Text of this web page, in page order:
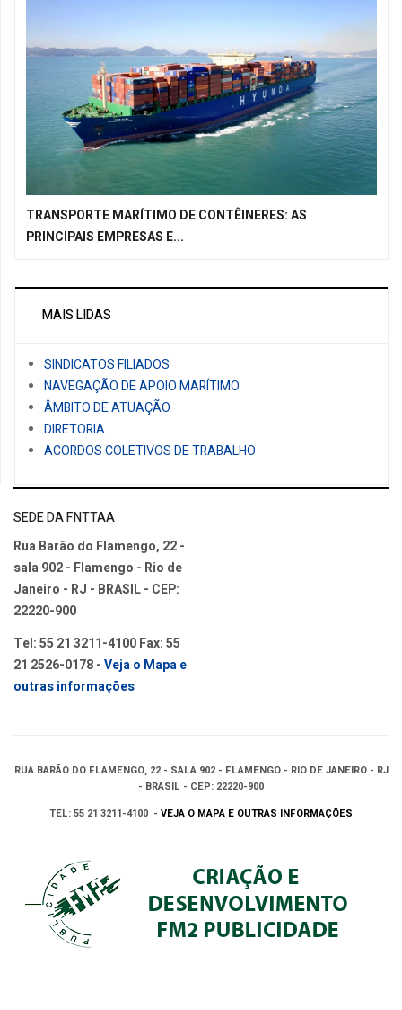
TRANSPORTE MARÍTIMO DE CONTÊINERES: AS
PRINCIPAIS EMPRESAS E...
MAIS LIDAS
SINDICATOS FILIADOS
NAVEGAÇÃO DE APOIO MARÍTIMO
ÂMBITO DE ATUAÇÃO
DIRETORIA
ACORDOS COLETIVOS DE TRABALHO
SEDE DA FNTTAA
Rua Barão do Flamengo, 22 -
sala 902 - Flamengo - Rio de
Janeiro - RJ - BRASIL - CEP:
22220-900
Tel: 55 21 3211-4100 Fax: 55
21 2526-0178 -Veja o Mapa e
outras informações
RUA BARÃO DO FLAMENGO, 22 - SALA 902 - FLAMENGO - RIO DE JANEIRO - RJ
- BRASIL - CEP: 22220-900
TEL: 55 21 3211-4100 - VEJA O MAPA E OUTRAS INFORMAÇÕES